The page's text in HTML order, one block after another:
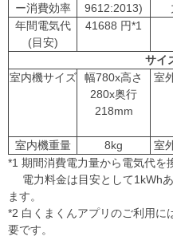
ー消費効率
9612:2013)
年間電気代
(目安)
41688 円*1
サイ
室内機サイズ
幅780x高さ
280x奥行
218mm
室
室内機重量
8kg 室
*1 期間消費電力量から電気代を
電力料金は目安として1kWh
ます。
*2 白くまくんアプリのご利用に
要です。